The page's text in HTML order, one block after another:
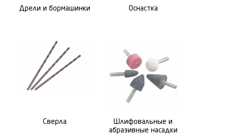
Дрели и бормашинки Оснастка
Сверла
Шлифовальные и
абразивные насадки